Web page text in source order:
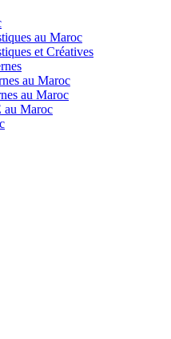
au Maroc
et Créatives
au Maroc
au Maroc
au Maroc